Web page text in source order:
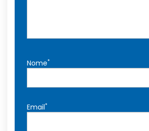
Nome*
Email*